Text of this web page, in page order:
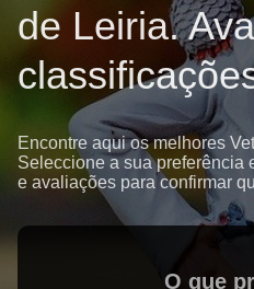
de Leiria.
Encontre aqui os melhores
Seleccione a sua preferência
e avaliações para confirmar
O que